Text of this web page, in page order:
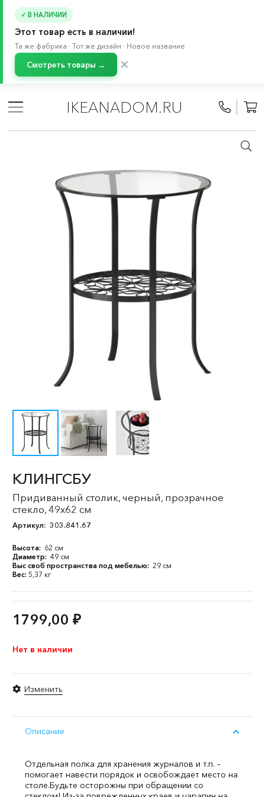
✓ В НАЛИЧИИ
Этот товар есть в наличии!
Та же фабрика · Тот же дизайн · Новое название
Смотреть товары → ✕
IKEANADOM.RU
Журнальные и приставные столы
Придиванные столики
КЛИНГСБУ
Придиванный столик, черный, прозрачное
стекло, 49x62 см
Артикул: 303.841.67
Высота: 62 см
Диаметр: 49 см
Выс своб пространства под мебелью: 29 см
Вес: 5,37 кг
1799,00 ₽
Нет в наличии
Изменить
Описание
Отдельная полка для хранения журналов и т.п. –
помогает навести порядок и освобождает место на
столе.Будьте осторожны при обращении со